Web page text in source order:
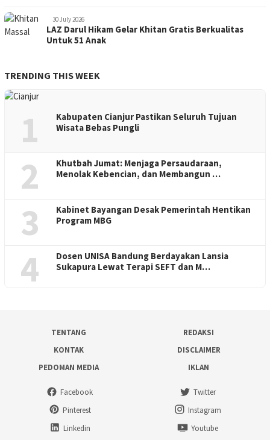
30 July 2026
LAZ Darul Hikam Gelar Khitan Gratis Berkualitas
Untuk 51 Anak
TRENDING THIS WEEK
1
Kabupaten Cianjur Pastikan Seluruh Tujuan
Wisata Bebas Pungli
2
Khutbah Jumat: Menjaga Persaudaraan,
Menolak Kebencian, dan Membangun …
3
Kabinet Bayangan Desak Pemerintah Hentikan
Program MBG
4
Dosen UNISA Bandung Berdayakan Lansia
Sukapura Lewat Terapi SEFT dan M…
TENTANG
REDAKSI
KONTAK
DISCLAIMER
PEDOMAN MEDIA
IKLAN
Facebook
Twitter
Pinterest
Instagram
Linkedin
Youtube